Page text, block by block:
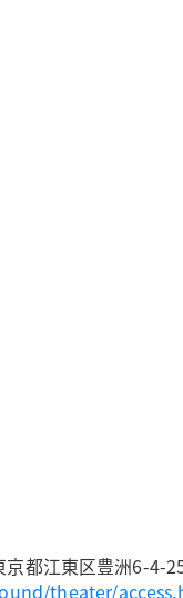
都江東区豊洲6-4-25
theater/